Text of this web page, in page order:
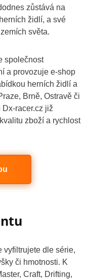
zůstává na
židlí, a své
světa.
společnost
a provozuje e-shop
herních židlí a
Brně, Ostravě či
racer.cz již
zboží a rychlost
vyfiltrujete dle série,
či hmotnosti. K
Craft, Drifting,